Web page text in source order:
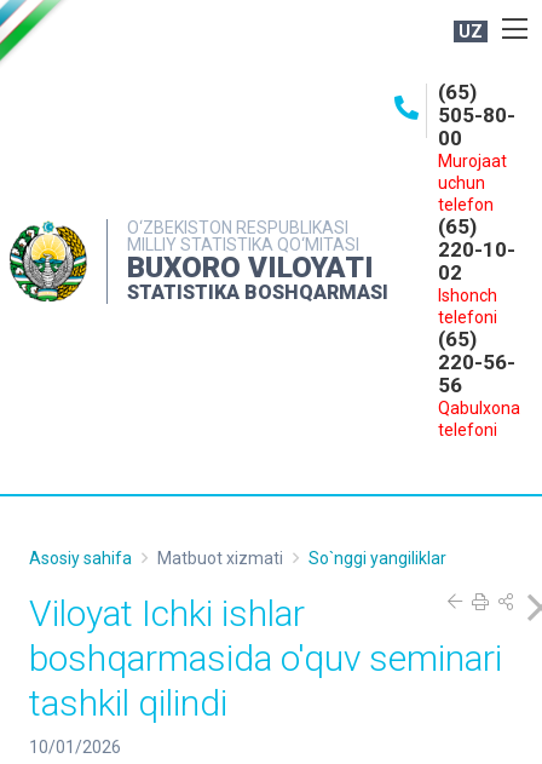
UZ
O‘ZBEKISTON RESPUBLIKASI
MILLIY STATISTIKA QO‘MITASI
BUXORO VILOYATI
STATISTIKA BOSHQARMASI
(65)
505-80-
00
Murojaat
uchun
telefon
(65)
220-10-
02
Ishonch
telefoni
(65)
220-56-
56
Qabulxona
telefoni
MATBUOT XIZMATI
MUROJAATLAR
Asosiy sahifa Matbuot xizmati So`nggi yangiliklar
Viloyat Ichki ishlar
boshqarmasida o'quv seminari
tashkil qilindi
10/01/2026